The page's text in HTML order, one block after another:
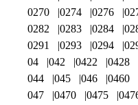
0270
0274 0276
0282
0283 0284
0291
0293 0294
04
042 0422 0428
044
045 046 0460
047
0470 0475